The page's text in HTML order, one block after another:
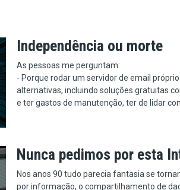
Independência ou morte
As pessoas me perguntam:
- Porque rodar um servidor de email
alternativas, incluindo soluções gratuitas
e ter gastos de manutenção, ter de lidar
Nunca pedimos por esta
Nos anos 90 tudo parecia fantasia se
por informação, o compartilhamento de